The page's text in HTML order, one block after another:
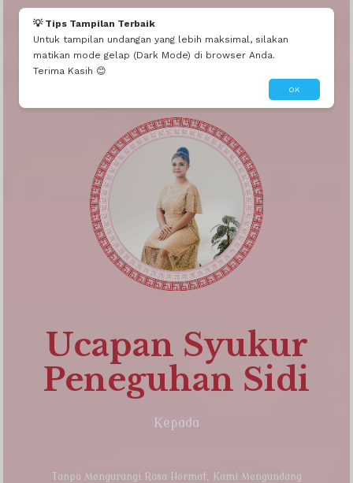
💡 Tips Tampilan Terbaik
Untuk tampilan undangan yang lebih maksimal, silakan
matikan mode gelap (Dark Mode) di browser Anda.
Terima Kasih 😊
OK
Ucapan Syukur
Peneguhan Sidi
Kepada
Tanpa Mengurangi Rasa Hormat, Kami Mengundang